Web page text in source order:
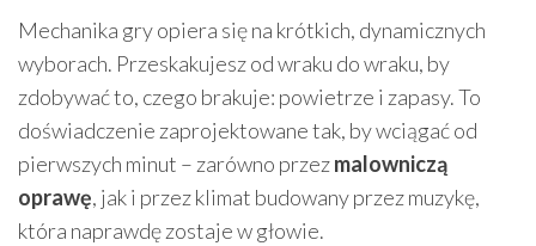
Mechanika gry opiera się na krótkich, dynamicznych
wyborach. Przeskakujesz od wraku do wraku, by
zdobywać to, czego brakuje: powietrze i zapasy. To
doświadczenie zaprojektowane tak, by wciągać od
pierwszych minut – zarówno przezmalowniczą
oprawę, jak i przez klimat budowany przez muzykę,
która naprawdę zostaje w głowie.